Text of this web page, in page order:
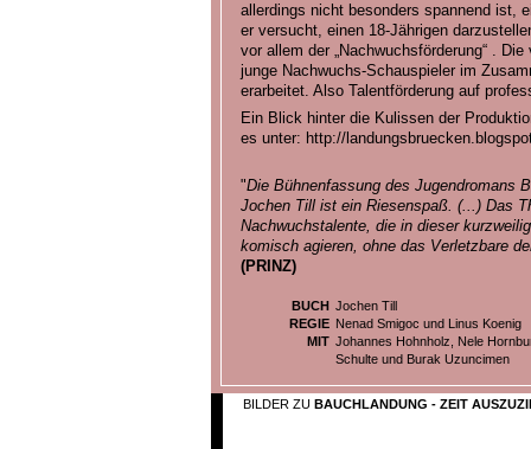
allerdings nicht besonders spannend ist,
er versucht, einen 18-Jährigen
vor allem der „Nachwuchsförderung“ .
junge Nachwuchs-Schauspieler im
erarbeitet. Also Talentförderung auf
Ein Blick hinter die Kulissen der
es unter: http://
"Die Bühnenfassung des Jugendromans
Jochen Till ist ein Riesenspaß. (...) Das
Nachwuchstalente, die in dieser
komisch agieren, ohne das Verletzbare
(PRINZ)
BUCH Jochen Till
REGIE Nenad Smigoc und Linus Koenig
MIT Johannes Hohnholz, Nele
Schulte und Burak Uzuncimen
BILDER ZU BAUCHLANDUNG - ZEIT